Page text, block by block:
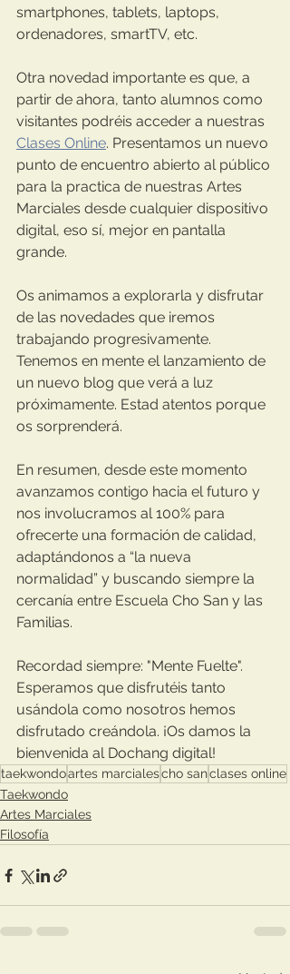
smartphones, tablets, laptops,
ordenadores, smartTV, etc.
Otra novedad importante es que, a
partir de ahora, tanto alumnos como
visitantes podréis acceder a nuestras
Clases Online. Presentamos un nuevo
punto de encuentro abierto al público
para la practica de nuestras Artes
Marciales desde cualquier dispositivo
digital, eso sí, mejor en pantalla
grande.
Os animamos a explorarla y disfrutar
de las novedades que iremos
trabajando progresivamente.
Tenemos en mente el lanzamiento de
un nuevo blog que verá a luz
próximamente. Estad atentos porque
os sorprenderá.
En resumen, desde este momento
avanzamos contigo hacia el futuro y
nos involucramos al 100% para
ofrecerte una formación de calidad,
adaptándonos a “la nueva
normalidad” y buscando siempre la
cercanía entre Escuela Cho San y las
Familias.
Recordad siempre: "Mente Fuelte".
Esperamos que disfrutéis tanto
usándola como nosotros hemos
disfrutado creándola. ¡Os damos la
bienvenida al Dochang digital!
taekwondoartes marcialescho sanclases online
Taekwondo
Artes Marciales
Filosofía